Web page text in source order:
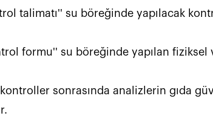
talimatı'' su böreğinde yapılacak
formu'' su böreğinde yapılan
sonrasında analizlerin gıda